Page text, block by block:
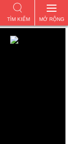
MỞ RỘNG
TÌM KIẾM